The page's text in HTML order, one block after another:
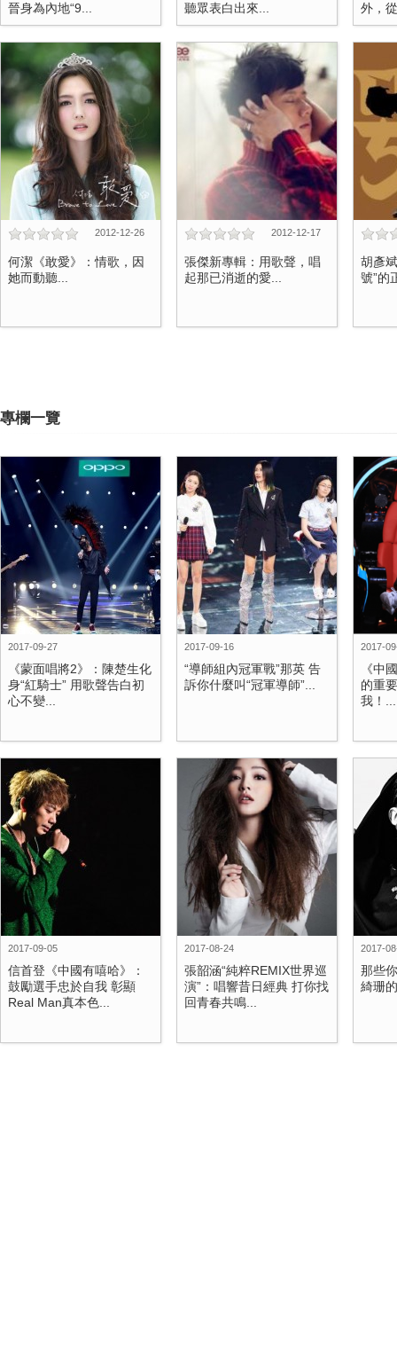
晉身為內地“9...
聽眾表白出來...
外，
2012-12-26
何潔《敢愛》：情歌，因
她而動聽...
2012-12-17
張傑新專輯：用歌聲，唱
起那已消逝的愛...
胡彥
號”的
專欄一覽
2017-09-27
《蒙面唱將2》：陳楚生化
身“紅騎士” 用歌聲告白初
心不變...
2017-09-16
“導師組內冠軍戰”那英 告
訴你什麼叫“冠軍導師”...
2017-
《中
的重
我！...
2017-09-05
信首登《中國有嘻哈》：
鼓勵選手忠於自我 彰顯
Real Man真本色...
2017-08-24
張韶涵“純粹REMIX世界巡
演”：唱響昔日經典 打你找
回青春共鳴...
2017-
那些
綺珊